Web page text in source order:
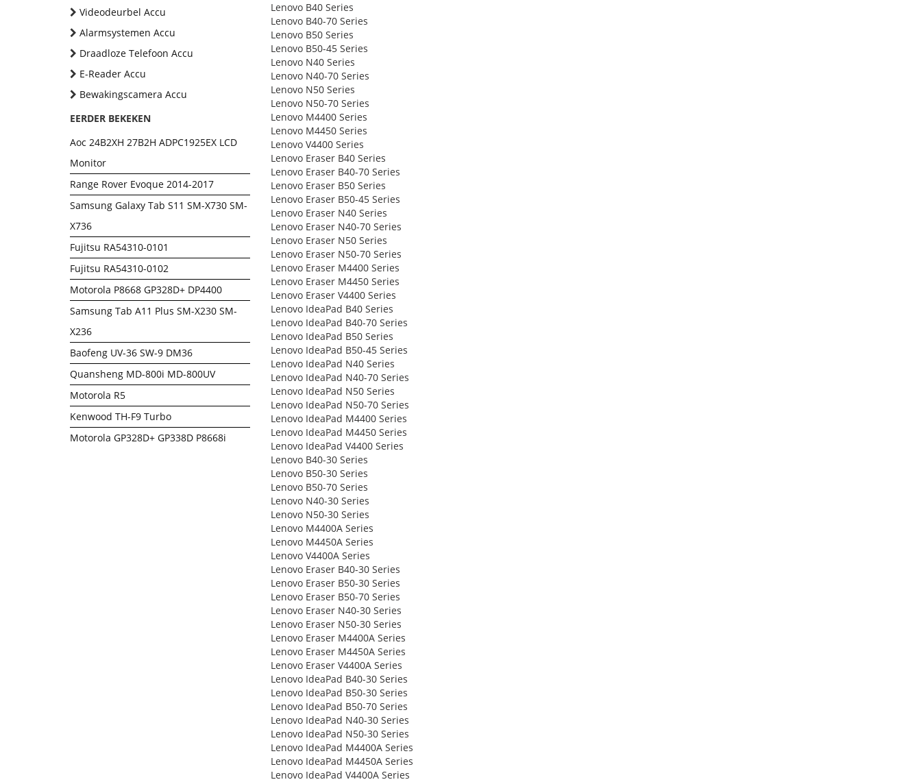
Videodeurbel Accu
Alarmsystemen Accu
Draadloze Telefoon Accu
E-Reader Accu
Bewakingscamera Accu
EERDER BEKEKEN
Aoc 24B2XH 27B2H ADPC1925EX LCD
Monitor
Range Rover Evoque 2014-2017
Samsung Galaxy Tab S11 SM-X730 SM-
X736
Fujitsu RA54310-0101
Fujitsu RA54310-0102
Motorola P8668 GP328D+ DP4400
Samsung Tab A11 Plus SM-X230 SM-
X236
Baofeng UV-36 SW-9 DM36
Quansheng MD-800i MD-800UV
Motorola R5
Kenwood TH-F9 Turbo
Motorola GP328D+ GP338D P8668i
Lenovo B40 Series
Lenovo B40-70 Series
Lenovo B50 Series
Lenovo B50-45 Series
Lenovo N40 Series
Lenovo N40-70 Series
Lenovo N50 Series
Lenovo N50-70 Series
Lenovo M4400 Series
Lenovo M4450 Series
Lenovo V4400 Series
Lenovo Eraser B40 Series
Lenovo Eraser B40-70 Series
Lenovo Eraser B50 Series
Lenovo Eraser B50-45 Series
Lenovo Eraser N40 Series
Lenovo Eraser N40-70 Series
Lenovo Eraser N50 Series
Lenovo Eraser N50-70 Series
Lenovo Eraser M4400 Series
Lenovo Eraser M4450 Series
Lenovo Eraser V4400 Series
Lenovo IdeaPad B40 Series
Lenovo IdeaPad B40-70 Series
Lenovo IdeaPad B50 Series
Lenovo IdeaPad B50-45 Series
Lenovo IdeaPad N40 Series
Lenovo IdeaPad N40-70 Series
Lenovo IdeaPad N50 Series
Lenovo IdeaPad N50-70 Series
Lenovo IdeaPad M4400 Series
Lenovo IdeaPad M4450 Series
Lenovo IdeaPad V4400 Series
Lenovo B40-30 Series
Lenovo B50-30 Series
Lenovo B50-70 Series
Lenovo N40-30 Series
Lenovo N50-30 Series
Lenovo M4400A Series
Lenovo M4450A Series
Lenovo V4400A Series
Lenovo Eraser B40-30 Series
Lenovo Eraser B50-30 Series
Lenovo Eraser B50-70 Series
Lenovo Eraser N40-30 Series
Lenovo Eraser N50-30 Series
Lenovo Eraser M4400A Series
Lenovo Eraser M4450A Series
Lenovo Eraser V4400A Series
Lenovo IdeaPad B40-30 Series
Lenovo IdeaPad B50-30 Series
Lenovo IdeaPad B50-70 Series
Lenovo IdeaPad N40-30 Series
Lenovo IdeaPad N50-30 Series
Lenovo IdeaPad M4400A Series
Lenovo IdeaPad M4450A Series
Lenovo IdeaPad V4400A Series